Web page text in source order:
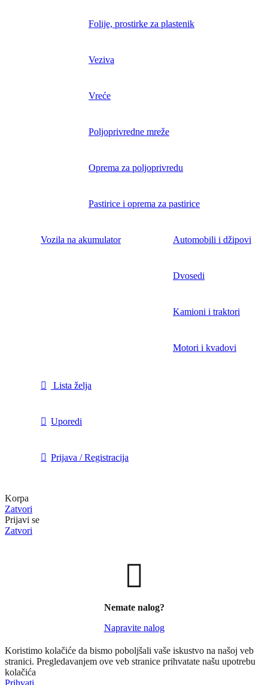
Folije, prostirke za plastenik
Veziva
Vreće
Poljoprivredne mreže
Oprema za poljoprivredu
Pastirice i oprema za pastirice
Vozila na akumulator Automobili i džipovi
Dvosedi
Kamioni i traktori
Motori i kvadovi
Lista želja
Uporedi
Prijava / Registracija
Korpa
Zatvori
Prijavi se
Zatvori
Nemate nalog?
Napravite nalog
Koristimo kolačiće da bismo poboljšali vaše iskustvo na našoj veb
stranici. Pregledavanjem ove veb stranice prihvatate našu upotrebu
kolačića
Prihvati